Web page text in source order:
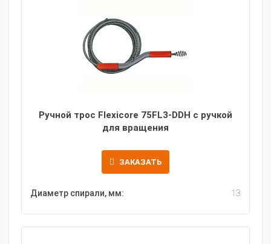
Ручной трос Flexicore 75FL3-DDH с ручкой
для вращения
ЗАКАЗАТЬ
Диаметр спирали, мм: 13